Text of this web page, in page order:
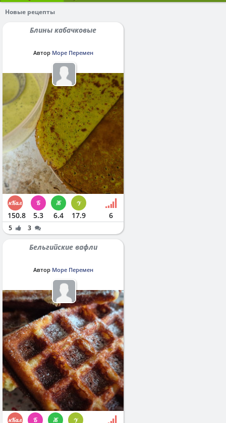
Новые рецепты
Блины кабачковые
Автор Море Перемен
150.8 5.3 6.4 17.9 6
5 3
Бельгийские вафли
Автор Море Перемен